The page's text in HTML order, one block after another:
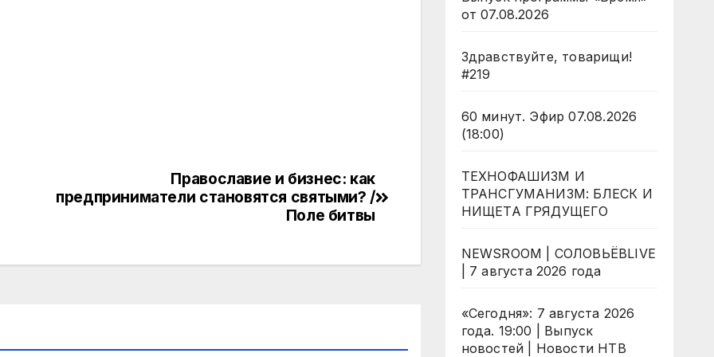
Православие и бизнес: как
предприниматели становятся святыми? /
Поле битвы
от 07.08.2026
Здравствуйте, товарищи!
#219
60 минут. Эфир 07.08.2026
(18:00)
ТЕХНОФАШИЗМ И
ТРАНСГУМАНИЗМ: БЛЕСК И
НИЩЕТА ГРЯДУЩЕГО
NEWSROOM | СОЛОВЬЁВLIVE
| 7 августа 2026 года
«Сегодня»: 7 августа 2026
года. 19:00 | Выпуск
новостей | Новости НТВ